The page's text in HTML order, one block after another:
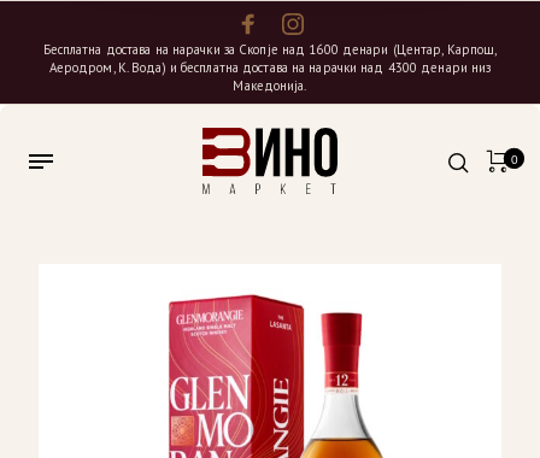
Бесплатна достава на нарачки за Скопје над 1600 денари (Центар, Карпош,
Аеродром, К. Вода) и бесплатна достава на нарачки над 4300 денари низ
Македонија.
0